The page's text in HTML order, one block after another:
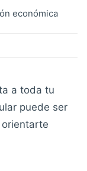
económica
a toda tu
puede ser